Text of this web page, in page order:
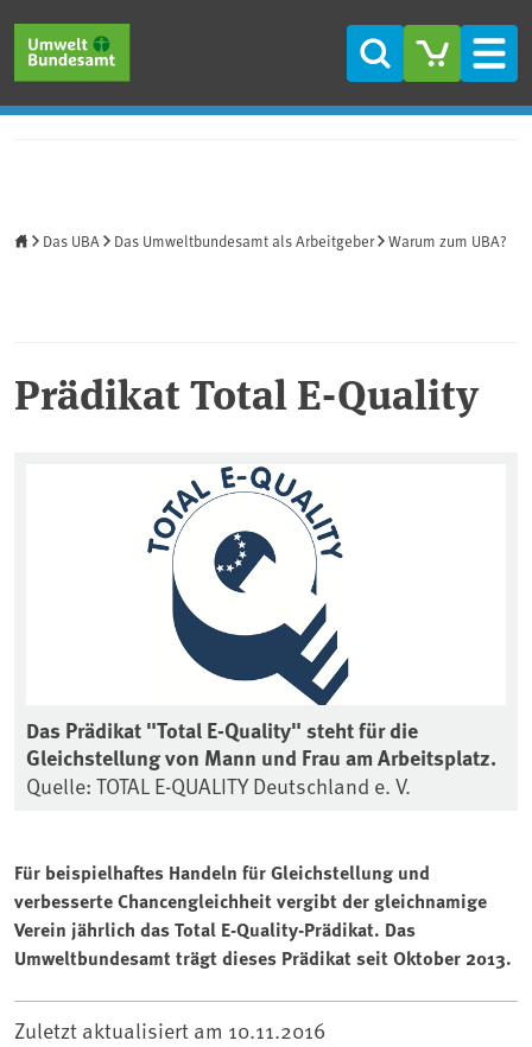
Suche
Das UBA Das Umweltbundesamt als Arbeitgeber Warum zum UBA?
Prädikat Total E-Quality
Das Prädikat "Total E-Quality" steht für die
Gleichstellung von Mann und Frau am Arbeitsplatz.
Quelle: TOTAL E-QUALITY Deutschland e. V.
Für beispielhaftes Handeln für Gleichstellung und
verbesserte Chancengleichheit vergibt der gleichnamige
Verein jährlich das Total E-Quality-Prädikat. Das
Umweltbundesamt trägt dieses Prädikat seit Oktober 2013.
Zuletzt aktualisiert am 10.11.2016